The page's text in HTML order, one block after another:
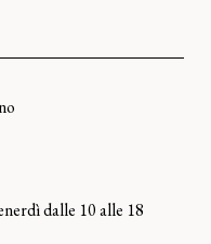
dalle 10 alle 18